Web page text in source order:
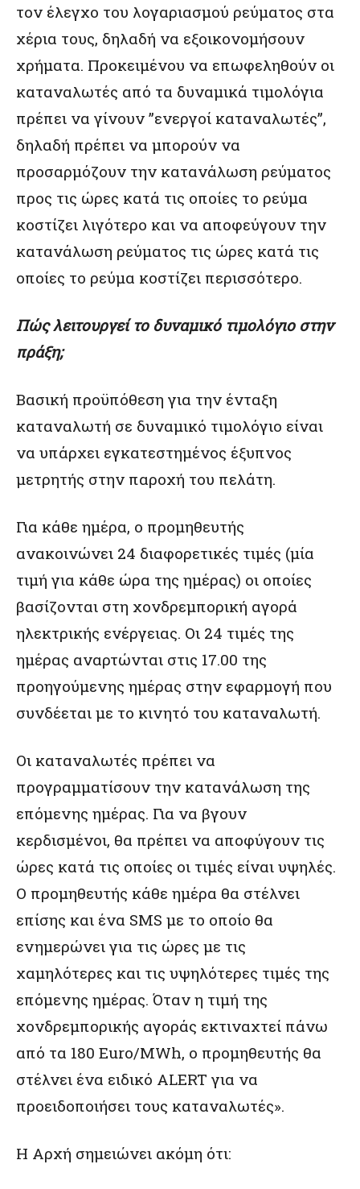
τον έλεγχο του λογαριασμού ρεύματος στα
χέρια τους, δηλαδή να εξοικονομήσουν
χρήματα. Προκειμένου να επωφεληθούν οι
καταναλωτές από τα δυναμικά τιμολόγια
πρέπει να γίνουν ”ενεργοί καταναλωτές”,
δηλαδή πρέπει να μπορούν να
προσαρμόζουν την κατανάλωση ρεύματος
προς τις ώρες κατά τις οποίες το ρεύμα
κοστίζει λιγότερο και να αποφεύγουν την
κατανάλωση ρεύματος τις ώρες κατά τις
οποίες το ρεύμα κοστίζει περισσότερο.
Πώς λειτουργεί το δυναμικό τιμολόγιο στην
πράξη;
Βασική προϋπόθεση για την ένταξη
καταναλωτή σε δυναμικό τιμολόγιο είναι
να υπάρχει εγκατεστημένος έξυπνος
μετρητής στην παροχή του πελάτη.
Για κάθε ημέρα, ο προμηθευτής
ανακοινώνει 24 διαφορετικές τιμές (μία
τιμή για κάθε ώρα της ημέρας) οι οποίες
βασίζονται στη χονδρεμπορική αγορά
ηλεκτρικής ενέργειας. Οι 24 τιμές της
ημέρας αναρτώνται στις 17.00 της
προηγούμενης ημέρας στην εφαρμογή που
συνδέεται με το κινητό του καταναλωτή.
Οι καταναλωτές πρέπει να
προγραμματίσουν την κατανάλωση της
επόμενης ημέρας. Για να βγουν
κερδισμένοι, θα πρέπει να αποφύγουν τις
ώρες κατά τις οποίες οι τιμές είναι υψηλές.
Ο προμηθευτής κάθε ημέρα θα στέλνει
επίσης και ένα SMS με το οποίο θα
ενημερώνει για τις ώρες με τις
χαμηλότερες και τις υψηλότερες τιμές της
επόμενης ημέρας. Όταν η τιμή της
χονδρεμπορικής αγοράς εκτιναχτεί πάνω
από τα 180 Euro/MWh, ο προμηθευτής θα
στέλνει ένα ειδικό ALERT για να
προειδοποιήσει τους καταναλωτές».
Η Αρχή σημειώνει ακόμη ότι: